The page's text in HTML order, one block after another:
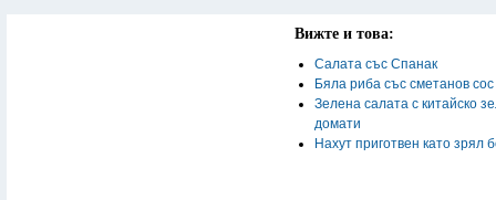
Вижте и това:
Салата със Спанак
Бяла риба със сметанов сос
Зелена салата с китайско
домати
Нахут приготвен като зрял